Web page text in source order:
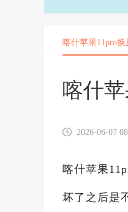
喀什苹果11pro
喀什
2026-06-07
喀什苹果
坏了之后是